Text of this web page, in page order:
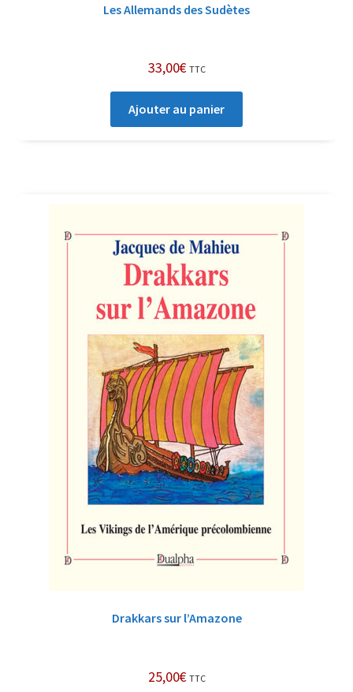
Les Allemands des Sudètes
33,00€ TTC
Ajouter au panier
Drakkars sur l’Amazone
25,00€ TTC